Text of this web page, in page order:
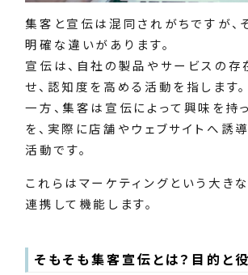
集客と宣伝は混同されがちですが、
明確な違いがあります。
宣伝は、自社の製品やサービスの存
せ、認知度を高める活動を指します。
一方、集客は宣伝によって興味を持
を、実際に店舗やウェブサイトへ誘
活動です。
これらはマーケティングという大き
連携して機能します。
そもそも集客宣伝とは？目的と